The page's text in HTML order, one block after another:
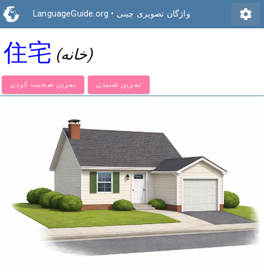
LanguageGuide.org • واژگان تصویری چینی settings
住宅 (خانه)
تمرین صحبت کردن تمرین شنیدن